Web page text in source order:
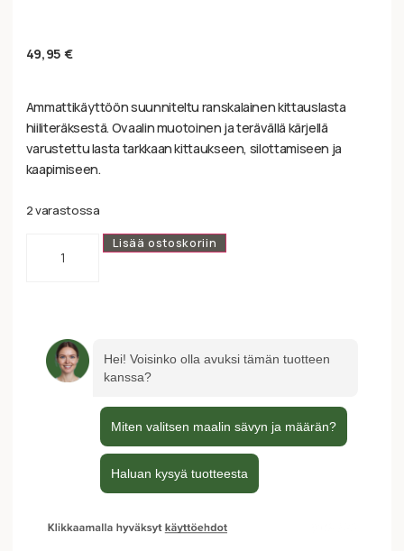
49,95 €
Ammattikäyttöön suunniteltu ranskalainen kittauslasta
hiiliteräksestä. Ovaalin muotoinen ja terävällä kärjellä
varustettu lasta tarkkaan kittaukseen, silottamiseen ja
kaapimiseen.
2 varastossa
Lisää ostoskoriin